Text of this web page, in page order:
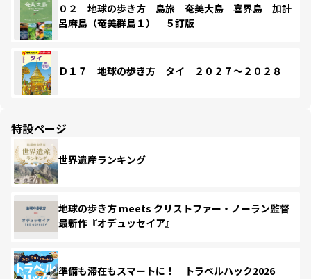
０２ 地球の歩き方 島旅 奄美大島 喜界島 加計
呂麻島（奄美群島１） ５訂版
Ｄ１７ 地球の歩き方 タイ ２０２７～２０２８
特設ページ
世界遺産ランキング
地球の歩き方 meets クリストファー・ノーラン監督
最新作『オデュッセイア』
準備も滞在もスマートに！ トラベルハック2026